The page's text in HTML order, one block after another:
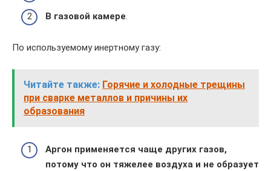
В газовой камере
По используемому инертному газу:
Читайте также: Горячие и холодные трещины
при сварке металлов и причины их
образования
Аргон применяется чаще других газов,
потому что он тяжелее воздуха и не образует